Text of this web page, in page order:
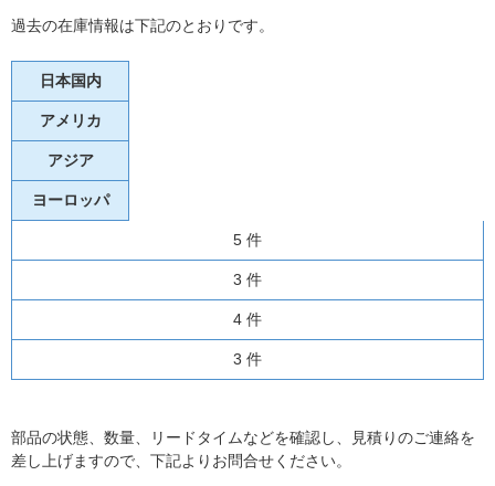
過去の在庫情報は下記のとおりです。
日本国内
アメリカ
アジア
ヨーロッパ
5 件
3 件
4 件
3 件
部品の状態、数量、リードタイムなどを確認し、見積りのご連絡を
差し上げますので、下記よりお問合せください。